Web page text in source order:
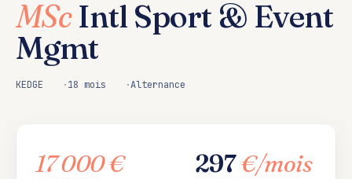
MScIntl Sport & Event
Mgmt
KEDGE 18 mois Alternance
17 000 € 297€/mois